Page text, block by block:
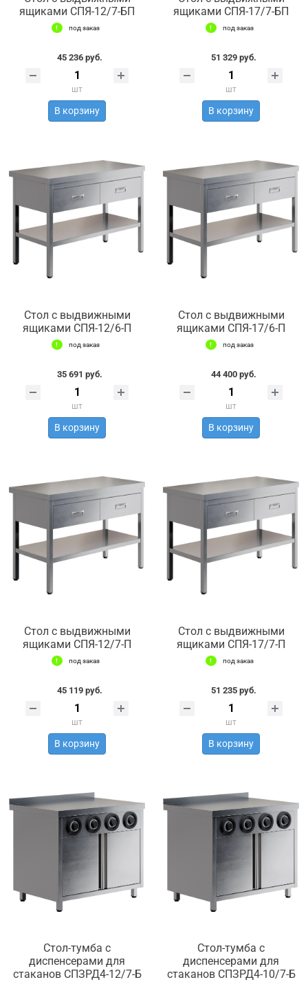
ящиками СПЯ-12/7-БП
под заказ
45 236 руб.
шт
В корзину
ящиками СПЯ-17/7-БП
под заказ
51 329 руб.
шт
В корзину
Стол с выдвижными
ящиками СПЯ-12/6-П
под заказ
35 691 руб.
шт
В корзину
Стол с выдвижными
ящиками СПЯ-17/6-П
под заказ
44 400 руб.
шт
В корзину
Стол с выдвижными
ящиками СПЯ-12/7-П
под заказ
45 119 руб.
шт
В корзину
Стол с выдвижными
ящиками СПЯ-17/7-П
под заказ
51 235 руб.
шт
В корзину
Стол-тумба с
диспенсерами для
стаканов СПЗРД4-12/7-Б
Стол-тумба с
диспенсерами для
стаканов СПЗРД4-10/7-Б